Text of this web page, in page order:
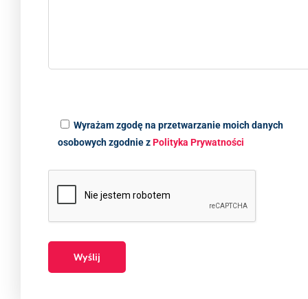
Wyrażam zgodę na przetwarzanie moich danych
osobowych zgodnie zPolityka Prywatności